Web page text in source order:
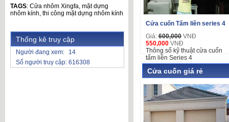
TAGS: Cửa nhôm Xingfa, mặt dựng
nhôm kính, thi công mặt dựng nhôm kính
Thống kê truy cập
Người đang xem:
14
Số người truy cập: 616308
Cửa cuốn Tấm liền series 4
Giá: 600,000 VNĐ
550,000 VNĐ
Thông số kỹ thuật cửa cuốn
tấm liền Series 4
Cửa cuốn giá rẻ